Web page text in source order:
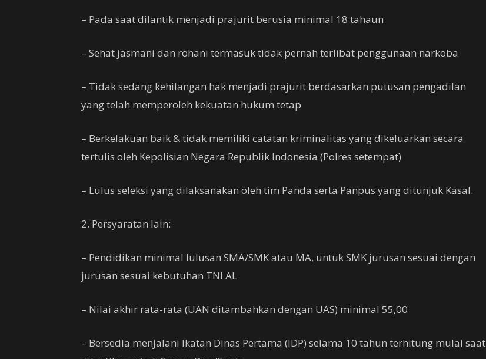
– Pada saat dilantik menjadi prajurit berusia minimal 18 tahaun
– Sehat jasmani dan rohani termasuk tidak pernah terlibat penggunaan narkoba
– Tidak sedang kehilangan hak menjadi prajurit berdasarkan putusan pengadilan
yang telah memperoleh kekuatan hukum tetap
– Berkelakuan baik & tidak memiliki catatan kriminalitas yang dikeluarkan secara
tertulis oleh Kepolisian Negara Republik Indonesia (Polres setempat)
– Lulus seleksi yang dilaksanakan oleh tim Panda serta Panpus yang ditunjuk Kasal.
2. Persyaratan lain:
– Pendidikan minimal lulusan SMA/SMK atau MA, untuk SMK jurusan sesuai dengan
jurusan sesuai kebutuhan TNI AL
– Nilai akhir rata-rata (UAN ditambahkan dengan UAS) minimal 55,00
– Bersedia menjalani Ikatan Dinas Pertama (IDP) selama 10 tahun terhitung mulai saat